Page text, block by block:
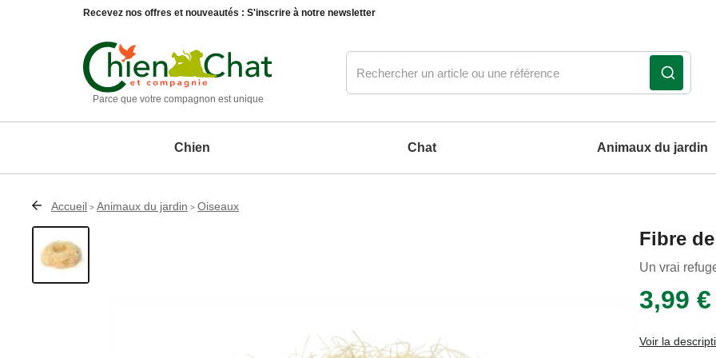
Recevez nos offres et nouveautés : S'inscrire à notre newsletter
Parce que votre compagnon est unique
Chien
Chien
Matériel d'éducation chien
Chat
Chat
Education chat
Animaux du jardin
Animaux du jardin
Oiseaux
Maison et décoration
Accessoires de décoration
Accueil > Animaux du jardin > Oiseaux
Fibre
Un vrai
3,99 €
Voir la